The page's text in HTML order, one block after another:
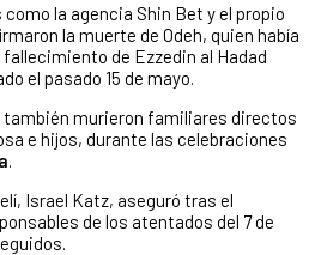
la agencia Shin Bet y el propio
la muerte de Odeh, quien había
de Ezzedin al Hadad
el pasado 15 de mayo.
también murieron familiares directos
e hijos, durante las celebraciones
.
Israel Katz, aseguró tras el
de los atentados del 7 de